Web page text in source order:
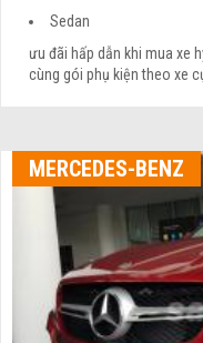
Sedan
ưu đãi hấp dẫn khi mua xe
cùng gói phụ kiện theo xe
MERCEDES-BENZ